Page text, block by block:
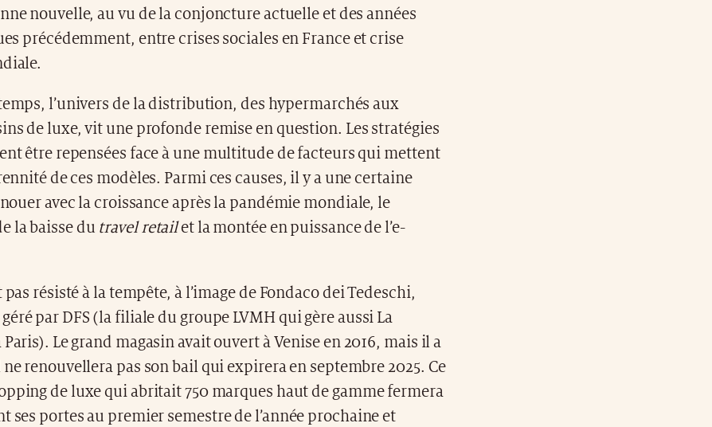
nouvelle, au vu de la conjoncture actuelle et des années
précédemment, entre crises sociales en France et crise
l’univers de la distribution, des hypermarchés aux
de luxe, vit une profonde remise en question. Les stratégies
être repensées face à une multitude de facteurs qui mettent
de ces modèles. Parmi ces causes, il y a une certaine
avec la croissance après la pandémie mondiale, le
la baisse du travel retailet la montée en puissance de l’e-
pas résisté à la tempête, à l’image de Fondaco dei Tedeschi,
par DFS (la filiale du groupe LVMH qui gère aussi La
Le grand magasin avait ouvert à Venise en 2016, mais il a
ne renouvellera pas son bail qui expirera en septembre 2025. Ce
de luxe qui abritait 750 marques haut de gamme fermera
ses portes au premier semestre de l’année prochaine et